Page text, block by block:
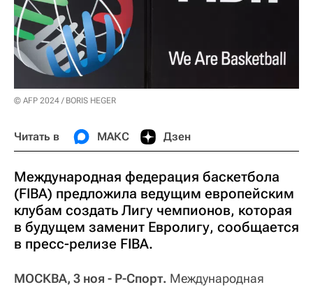
© AFP 2024 / BORIS HEGER
Читать в МАКС Дзен
Международная федерация баскетбола
(FIBA) предложила ведущим европейским
клубам создать Лигу чемпионов, которая
в будущем заменит Евролигу, сообщается
в пресс-релизе FIBA.
МОСКВА, 3 ноя - Р-Спорт. Международная